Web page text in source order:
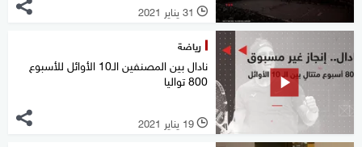
l 31 يناير 2021
رياضة
نادال بين المصنفين الـ10 الأوائل للأسبوع
800 تواليا
l 19 يناير 2021